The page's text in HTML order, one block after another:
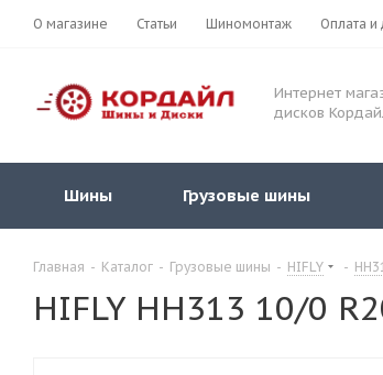
О магазине Статьи Шиномонтаж Оплата и
Интернет
дисков
Шины Грузовые шины
Главная - Каталог - Грузовые шины - HIFLY -
HIFLY HH313 10/0